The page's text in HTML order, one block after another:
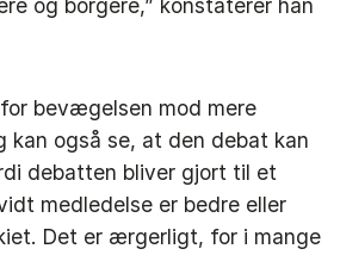
og borgere,” konstaterer han
bevægelsen mod mere
kan også se, at den debat kan
debatten bliver gjort til et
medledelse er bedre eller
Det er ærgerligt, for i mange